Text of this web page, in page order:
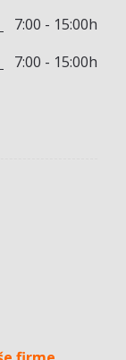
7:00 - 15:00h
7:00 - 15:00h